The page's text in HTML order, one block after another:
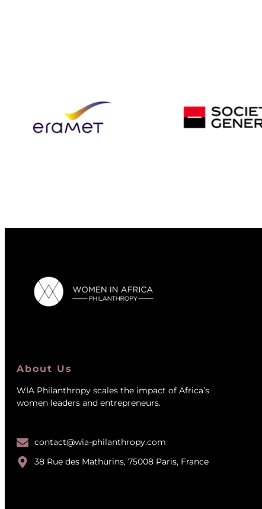
About Us
WIA Philanthropy scales the impact of Africa’s
women leaders and entrepreneurs.
contact@wia-philanthropy.com
38 Rue des Mathurins, 75008 Paris, France